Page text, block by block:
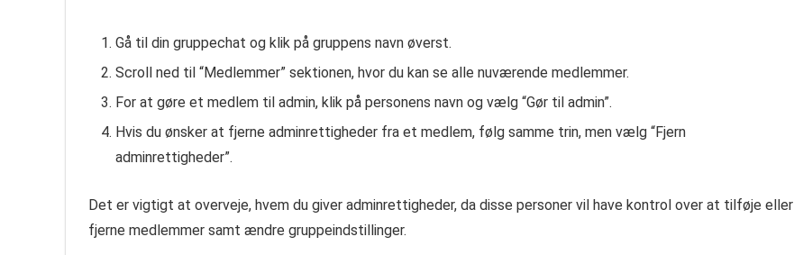
Gå til din gruppechat og klik på gruppens navn øverst.
Scroll ned til “Medlemmer” sektionen, hvor du kan se alle nuværende medlemmer.
For at gøre et medlem til admin, klik på personens navn og vælg “Gør til admin”.
Hvis du ønsker at fjerne adminrettigheder fra et medlem, følg samme trin, men vælg “Fjern
adminrettigheder”.
Det er vigtigt at overveje, hvem du giver adminrettigheder, da disse personer vil have kontrol over at tilføje eller
fjerne medlemmer samt ændre gruppeindstillinger.